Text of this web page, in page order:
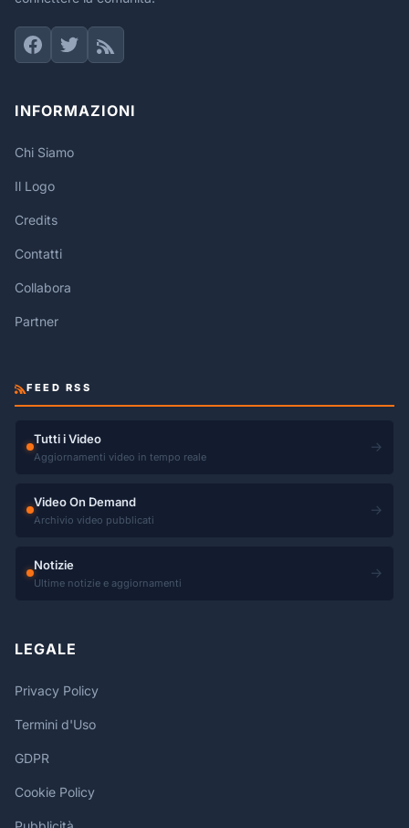
INFORMAZIONI
Chi Siamo
Il Logo
Credits
Contatti
Collabora
Partner
FEED RSS
Tutti i Video
Aggiornamenti video in tempo reale
→
Video On Demand
Archivio video pubblicati
→
Notizie
Ultime notizie e aggiornamenti
→
LEGALE
Privacy Policy
Termini d'Uso
GDPR
Cookie Policy